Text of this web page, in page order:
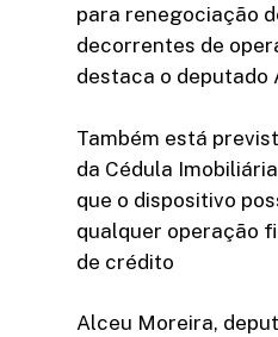
para renegociação
decorrentes de
destaca o deputado
Também está
da Cédula
que o dispositivo
qualquer operação
de crédito
Alceu Moreira,